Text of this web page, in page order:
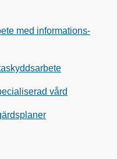
med informations-
vård